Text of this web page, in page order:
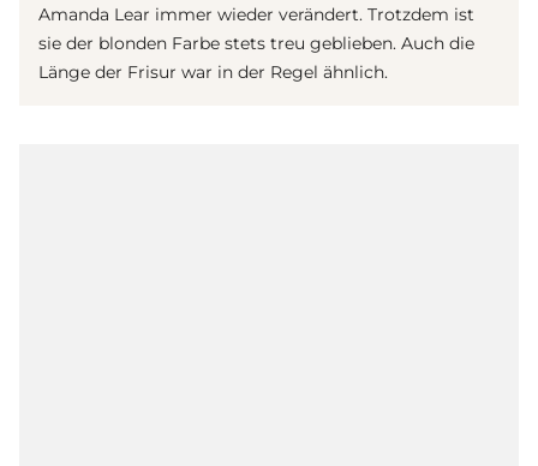
Amanda Lear immer wieder verändert. Trotzdem ist
sie der blonden Farbe stets treu geblieben. Auch die
Länge der Frisur war in der Regel ähnlich.